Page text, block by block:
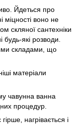
Йдеться про
міцності воно не
скляної сантехніки
які розводи.
складами, що
матеріали
чавунна ванна
процедур.
нагрівається і